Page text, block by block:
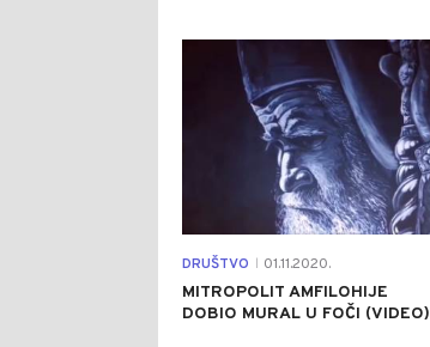
DRUŠTVO 01.11.2020.
MITROPOLIT AMFILOHIJE
DOBIO MURAL U FOČI (VIDEO)